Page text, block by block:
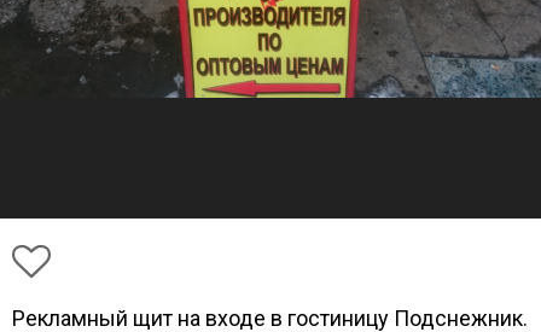
Рекламный щит на входе в гостиницу Подснежник.